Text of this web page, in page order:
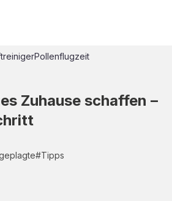
Pollenflugzeit
Zuhause schaffen –
#Tipps